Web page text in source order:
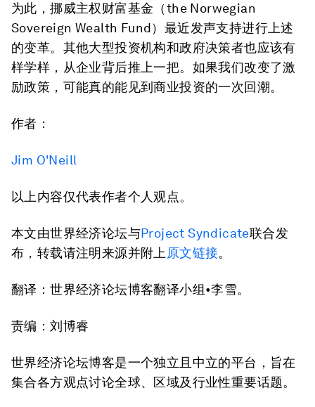
为此，挪威主权财富基金（the Norwegian
Sovereign Wealth Fund）最近发声支持进行上述
的变革。其他大型投资机构和政府决策者也应该有
样学样，从企业背后推上一把。如果我们改变了激
励政策，可能真的能见到商业投资的一次回潮。
作者：
Jim O'Neill
以上内容仅代表作者个人观点。
本文由世界经济论坛与Project Syndicate联合发
布，转载请注明来源并附上 原文链接。
翻译：世界经济论坛博客翻译小组•李雪。
责编：刘博睿
世界经济论坛博客是一个独立且中立的平台，旨在
集合各方观点讨论全球、区域及行业性重要话题。